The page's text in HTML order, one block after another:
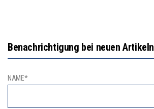
Benachrichtigung bei neuen Artikeln
NAME*